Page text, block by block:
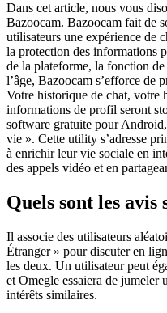
Dans cet article, nous vous
Bazoocam. Bazoocam fait de
utilisateurs une expérience de
la protection des informations
de la plateforme, la fonction de
l’âge, Bazoocam s’efforce de
Votre historique de chat, votre
informations de profil seront
software gratuite pour
vie ». Cette utility s’adresse
à enrichir leur vie sociale en
des appels vidéo et en
Quels sont les avis
Il associe des utilisateurs
Étranger » pour discuter en
les deux. Un utilisateur peut
et Omegle essaiera de jumeler
intérêts similaires.